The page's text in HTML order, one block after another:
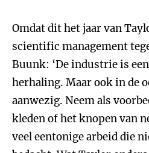
Omdat dit het jaar van
scientific management
Buunk: ‘De industrie is
herhaling. Maar ook in de
aanwezig. Neem als
kleden of het knopen van
veel eentonige arbeid die